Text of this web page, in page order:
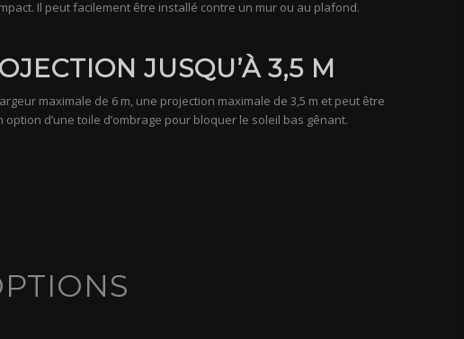
Il peut facilement être installé contre un mur ou au plafond.
JUSQU’À 3,5 M
maximale de 6 m, une projection maximale de 3,5 m et peut être
option d’une toile d’ombrage pour bloquer le soleil bas gênant.